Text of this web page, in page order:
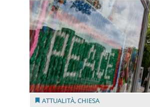
ATTUALITÀ,CHIESA